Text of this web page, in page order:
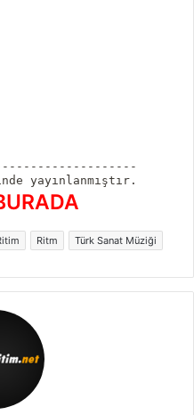
yayınlanmıştır.
Ritm Türk Sanat Müziği